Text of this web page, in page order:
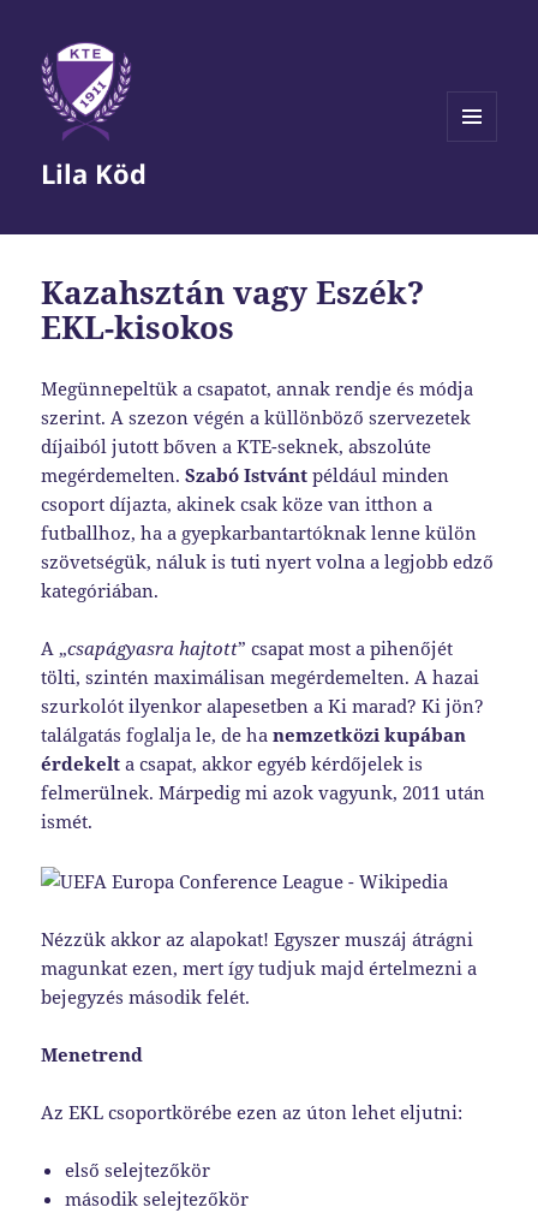
Lila Köd
Kazahsztán vagy Eszék?
EKL-kisokos
Megünnepeltük a csapatot, annak rendje és módja
szerint. A szezon végén a küllönböző szervezetek
díjaiból jutott bőven a KTE-seknek, abszolúte
megérdemelten.Szabó Istvánt például minden
csoport díjazta, akinek csak köze van itthon a
futballhoz, ha a gyepkarbantartóknak lenne külön
szövetségük, náluk is tuti nyert volna a legjobb edző
kategóriában.
A „csapágyasra hajtott” csapat most a pihenőjét
tölti, szintén maximálisan megérdemelten. A hazai
szurkolót ilyenkor alapesetben a Ki marad? Ki jön?
találgatás foglalja le, de hanemzetközi kupában
érdekelt a csapat, akkor egyéb kérdőjelek is
felmerülnek. Márpedig mi azok vagyunk, 2011 után
ismét.
Nézzük akkor az alapokat! Egyszer muszáj átrágni
magunkat ezen, mert így tudjuk majd értelmezni a
bejegyzés második felét.
Menetrend
Az EKL csoportkörébe ezen az úton lehet eljutni:
első selejtezőkör
második selejtezőkör